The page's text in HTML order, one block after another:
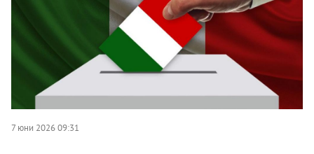
7 юни 2026 09:31